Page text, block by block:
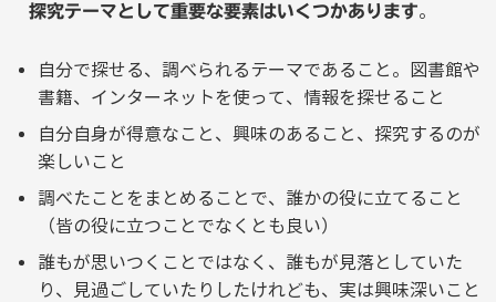
探究テーマとして重要な要素はいくつかあります。
自分で探せる、調べられるテーマであること。図書館や
書籍、インターネットを使って、情報を探せること
自分自身が得意なこと、興味のあること、探究するのが
楽しいこと
調べたことをまとめることで、誰かの役に立てること
（皆の役に立つことでなくとも良い）
誰もが思いつくことではなく、誰もが見落としていた
り、見過ごしていたりしたけれども、実は興味深いこと